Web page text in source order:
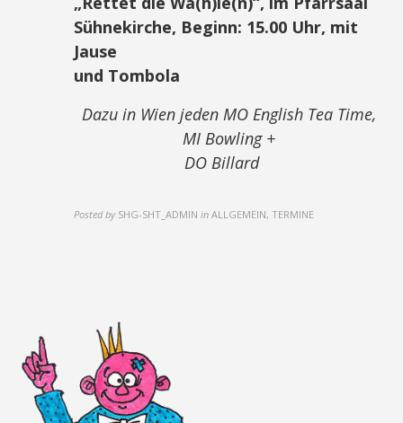
Sühnekirche, Beginn: 15.00 Uhr, mit
Jause
und Tombola
Dazu in Wien jeden MO English Tea Time,
MI Bowling +
DO Billard
Posted by SHG-SHT_ADMIN in ALLGEMEIN, TERMINE